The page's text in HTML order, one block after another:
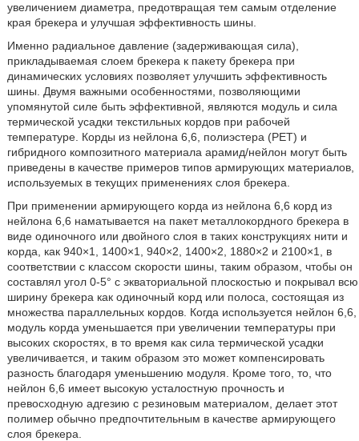
увеличением диаметра, предотвращая тем самым отделение
края брекера и улучшая эффективность шины.
Именно радиальное давление (задерживающая сила),
прикладываемая слоем брекера к пакету брекера при
динамических условиях позволяет улучшить эффективность
шины. Двумя важными особенностями, позволяющими
упомянутой силе быть эффективной, являются модуль и сила
термической усадки текстильных кордов при рабочей
температуре. Корды из нейлона 6,6, полиэстера (PET) и
гибридного композитного материала арамид/нейлон могут быть
приведены в качестве примеров типов армирующих материалов,
используемых в текущих применениях слоя брекера.
При применении армирующего корда из нейлона 6,6 корд из
нейлона 6,6 наматывается на пакет металлокордного брекера в
виде одиночного или двойного слоя в таких конструкциях нити и
корда, как 940×1, 1400×1, 940×2, 1400×2, 1880×2 и 2100×1, в
соответствии с классом скорости шины, таким образом, чтобы он
составлял угол 0-5° с экваториальной плоскостью и покрывал всю
ширину брекера как одиночный корд или полоса, состоящая из
множества параллельных кордов. Когда используется нейлон 6,6,
модуль корда уменьшается при увеличении температуры при
высоких скоростях, в то время как сила термической усадки
увеличивается, и таким образом это может компенсировать
разность благодаря уменьшению модуля. Кроме того, то, что
нейлон 6,6 имеет высокую усталостную прочность и
превосходную адгезию с резиновым материалом, делает этот
полимер обычно предпочтительным в качестве армирующего
слоя брекера.